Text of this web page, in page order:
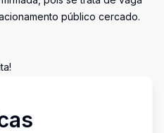
público cercado.